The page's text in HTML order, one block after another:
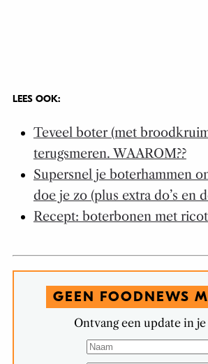
LEES OOK:
Teveel boter (met
terugsmeren. WAAROM??
Supersnel je boterhammen
doe je zo (plus extra do’s en
Recept: boterbonen met
GEEN FOODNEWS
Ontvang een update in